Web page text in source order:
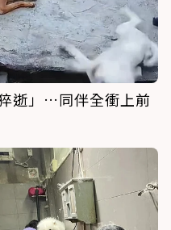
逝」…同伴全衝上前